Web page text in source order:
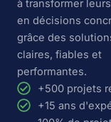
à transformer
en décisions
grâce des
claires, fiables et
performantes.
+500 projets
+15 ans